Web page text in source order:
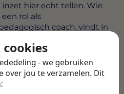
- we gebruiken
over jou te verzamelen. Dit
hier echt tellen. Wie
rol als
coach, vindt in
tips